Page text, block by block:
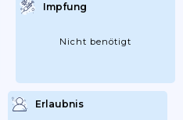
Impfung
Nicht benötigt
Erlaubnis